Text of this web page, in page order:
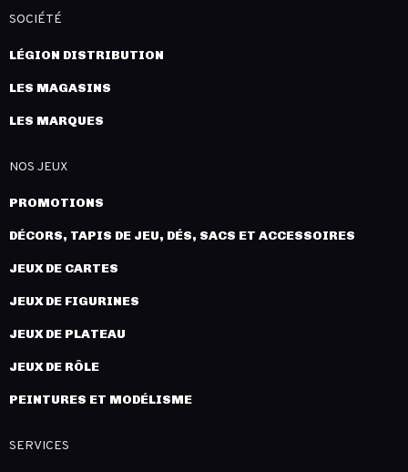
SOCIÉTÉ
LÉGION DISTRIBUTION
LES MAGASINS
LES MARQUES
NOS JEUX
PROMOTIONS
DÉCORS, TAPIS DE JEU, DÉS, SACS ET ACCESSOIRES
JEUX DE CARTES
JEUX DE FIGURINES
JEUX DE PLATEAU
JEUX DE RÔLE
PEINTURES ET MODÉLISME
SERVICES